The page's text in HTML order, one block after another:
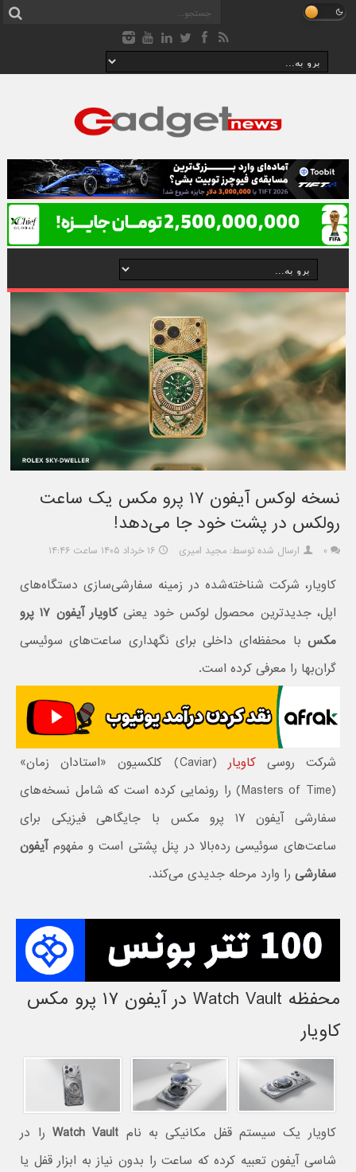
نسخه لوکس آیفون ۱۷ پرو مکس یک ساعت
رولکس در پشت خود جا می‌دهد!
۰ ارسال شده توسط: مجید امیری ۱۶ خرداد ۱۴۰۵ ساعت ۱۴:۴۶
کاویار، شرکت شناخته‌شده در زمینه سفارشی‌سازی دستگاه‌های
اپل، جدیدترین محصول لوکس خود یعنی
کاویار آیفون ۱۷ پرو
مکس با محفظه‌ای داخلی برای نگهداری ساعت‌های سوئیسی
گران‌بها را معرفی کرده است.
شرکت روسیکاویار
(Caviar) کلکسیون «استادان زمان»
(Masters of Time) را رونمایی کرده است که شامل نسخه‌های
سفارشی آیفون ۱۷ پرو مکس با جایگاهی فیزیکی برای
ساعت‌های سوئیسی رده‌بالا در پنل پشتی است و مفهومآیفون
سفارشی را وارد مرحله جدیدی می‌کند.
محفظه Watch Vault در آیفون ۱۷ پرو مکس
کاویار
کاویار یک سیستم قفل مکانیکی به نام Watch Vault را در
شاسی آیفون تعبیه کرده که ساعت را بدون نیاز به ابزار قفل یا